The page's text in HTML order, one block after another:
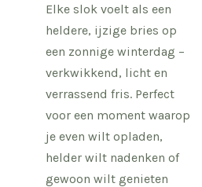
Elke slok voelt als een
heldere, ijzige bries op
een zonnige winterdag –
verkwikkend, licht en
verrassend fris. Perfect
voor een moment waarop
je even wilt opladen,
helder wilt nadenken of
gewoon wilt genieten